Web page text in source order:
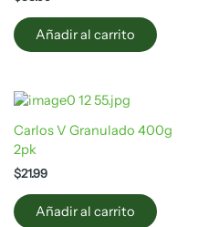
Añadir al carrito
Carlos V Granulado 400g
2pk
$21.99
Añadir al carrito